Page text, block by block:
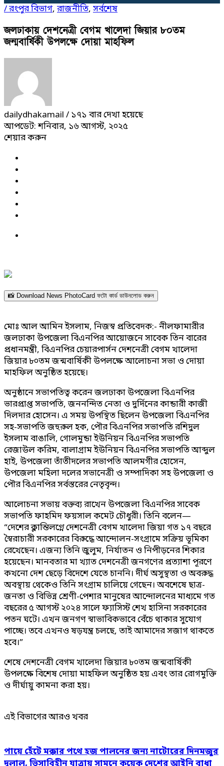
/রংপুর বিভাগ, রাজনীতি, সর্বশেষ
জলঢাকায় দেশনেত্রী বেগম খালেদা জিয়ার ৮০তম
জন্মবার্ষিকী উপলক্ষে দোয়া মাহফিল
dailydhakamail / ১৭১ বার দেখা হয়েছে
আপডেট: শনিবার, ১৬ আগস্ট, ২০২৫
শেয়ার করুন
📸 Download News PhotoCard ফটো কার্ড ডাউনলোড করুন
মোঃ আল আমিন ইসলাম, নিজস্ব প্রতিবেদক:- নীলফামারীর
জলঢাকা উপজেলা বিএনপির আয়োজনে সাবেক তিন বারের
প্রধানমন্ত্রী, বিএনপির চেয়ারপার্সন দেশনেত্রী বেগম খালেদা
জিয়ার ৮০তম জন্মবার্ষিকী উপলক্ষে আলোচনা সভা ও দোয়া
মাহফিল অনুষ্ঠিত হয়েছে।
অনুষ্ঠানে সভাপতিত্ব করেন জলঢাকা উপজেলা বিএনপির
ভারপ্রাপ্ত সভাপতি, জননন্দিত নেতা ও দুর্দিনের কান্ডারী কাজী
দিলদার হোসেন। এ সময় উপস্থিত ছিলেন উপজেলা বিএনপির
সহ-সভাপতি জহুরুল হক, পৌর বিএনপির সভাপতি রশিদুল
ইসলাম বাঙালি, গোলমুন্ডা ইউনিয়ন বিএনপির সভাপতি
রেজাউল করিম, বালাগ্রাম ইউনিয়ন বিএনপির সভাপতি আব্দুল
হাই, উপজেলা তাঁতীদলের সভাপতি আলমগীর হোসেন,
উপজেলা মহিলা দলের সভানেত্রী ও সম্পাদিকা সহ উপজেলা ও
পৌর বিএনপির সর্বস্তরের নেতৃবৃন্দ।
আলোচনা সভায় বক্তব্য রাখেন উপজেলা বিএনপির সাবেক
সভাপতি ফাহমিদ ফয়সাল কমেট চৌধুরী। তিনি বলেন—
“দেশের ক্লান্তিলগ্নে দেশনেত্রী বেগম খালেদা জিয়া গত ১৭ বছরে
স্বৈরাচারী সরকারের বিরুদ্ধে আন্দোলন-সংগ্রামে সক্রিয় ভূমিকা
রেখেছেন। এজন্য তিনি জুলুম, নির্যাতন ও নিপীড়নের শিকার
হয়েছেন। মানবতার মা খ্যাত দেশনেত্রী জনগণের প্রত্যাশা পূরণে
কখনো দেশ ছেড়ে বিদেশে যেতে চাননি। দীর্ঘ অসুস্থতা ও অবরুদ্ধ
অবস্থায় থেকেও তিনি সংগ্রাম চালিয়ে গেছেন। অবশেষে ছাত্র-
জনতা ও বিভিন্ন শ্রেণী-পেশার মানুষের আন্দোলনের মাধ্যমে গত
বছরের ৫ আগস্ট ২০২৪ সালে ফ্যাসিস্ট শেখ হাসিনা সরকারের
পতন ঘটে। এখন জনগণ স্বাভাবিকভাবে বেঁচে থাকার সুযোগ
পাচ্ছে। তবে এখনও ষড়যন্ত্র চলছে, তাই আমাদের সজাগ থাকতে
হবে।”
শেষে দেশনেত্রী বেগম খালেদা জিয়ার ৮০তম জন্মবার্ষিকী
উপলক্ষে বিশেষ দোয়া মাহফিল অনুষ্ঠিত হয় এবং তার রোগমুক্তি
ও দীর্ঘায়ু কামনা করা হয়।
এই বিভাগের আরও খবর
পায়ে হেঁটে মক্কার পথে হজ পালনের জন্য নাটোরের দিনমজুর